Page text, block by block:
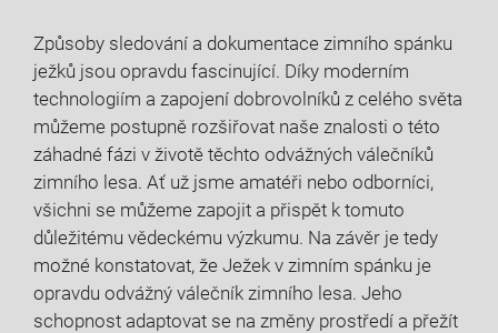
Způsoby sledování a dokumentace zimního spánku
ježků jsou opravdu fascinující. Díky moderním
technologiím a zapojení dobrovolníků z celého světa
můžeme postupně rozšiřovat naše znalosti o této
záhadné fázi v životě těchto odvážných válečníků
zimního lesa. Ať už jsme amatéři nebo odborníci,
všichni se můžeme zapojit a přispět k tomuto
důležitému vědeckému výzkumu. Na závěr je tedy
možné konstatovat, že Ježek v zimním spánku je
opravdu odvážný válečník zimního lesa. Jeho
schopnost adaptovat se na změny prostředí a přežít